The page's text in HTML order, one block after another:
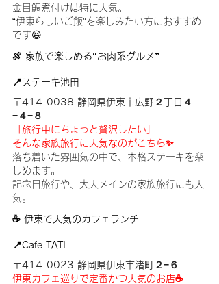
金目鯛煮付けは特に人気。
“伊東らしいご飯”を楽しみたい方におすすめ
です😆
🍖 家族で楽しめる“お肉系グルメ”
📍ステーキ池田
〒414-0038 静岡県伊東市広野２丁目４
−４−８
「旅行中にちょっと贅沢したい」
そんな家族旅行に人気なのがこちら✨
落ち着いた雰囲気の中で、本格ステーキを楽
しめます。
記念日旅行や、大人メインの家族旅行にも人
気。
☕ 伊東で人気のカフェランチ
📍Cafe TATI
〒414-0023 静岡県伊東市渚町２−６
伊東カフェ巡りで定番かつ人気のお店☕️